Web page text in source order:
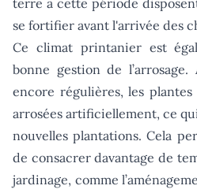
terre à cette période
se fortifier avant l'arrivée des
Ce climat printanier est
bonne gestion de
encore régulières, les
arrosées artificiellement, ce
nouvelles plantations. Cela
de consacrer davantage de
jardinage, comme